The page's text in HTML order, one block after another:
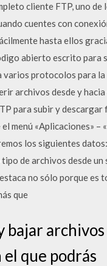
cliente FTP, uno de
cuentes con
hasta ellos
abierto escrito para
varios protocolos para la
archivos desde y hacia
para subir y descargar
menú «Aplicaciones» –
los siguientes
de archivos desde
no sólo porque es
que
archivos
que podrás